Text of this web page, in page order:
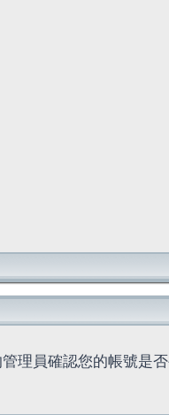
理員確認您的帳號是